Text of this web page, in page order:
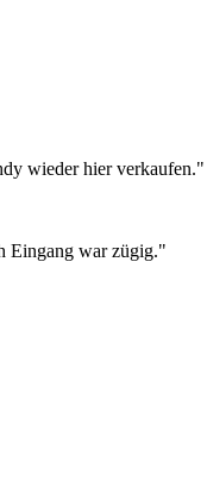
wieder hier verkaufen."
Eingang war zügig."